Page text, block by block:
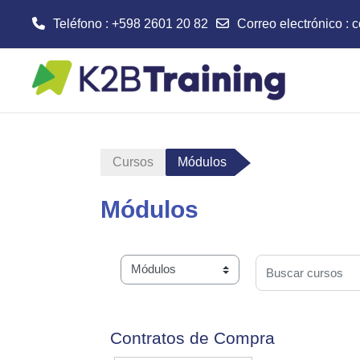
Teléfono : +598 2601 20 82 Correo electrónico :
Cursos Módulos
Módulos
Categorías
Buscar cursos
Contratos de Compra